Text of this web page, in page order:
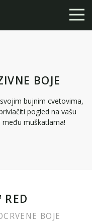
BOJE
bujnim cvetovima,
pogled na vašu
muškatlama!
BOJE